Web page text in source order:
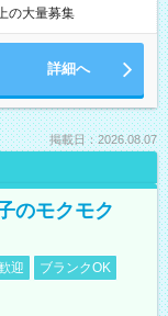
の大量募集
詳細へ
掲載日：2026.08.07
のモクモク
迎
ブランクOK